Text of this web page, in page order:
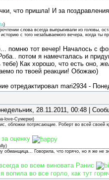
что пришла! И за
)
слова всегда выпрыгивали из головы,
с того незабываемого вечера, когда ты
помню тот вечер! Началось с
потом я намечталась и
тебе) Как хорошо, что есть оно,
по твоей реакции! Обожаю)
отредактировал mari2934 -
28.11.2011, 00:48 |
love-Сумерки)
обложки потрясающие. Роберт во всей своей
оценку
)
обманщица... Говорила, что горячо, но я же не
во всем виновата Ранис
вопила во все горло, как тут